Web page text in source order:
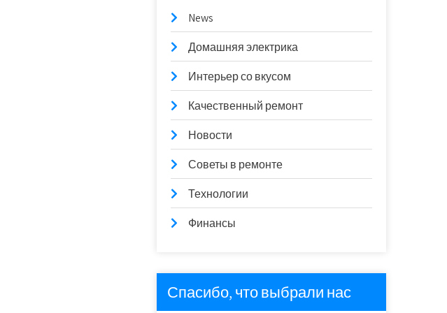
News
Домашняя электрика
Интерьер со вкусом
Качественный ремонт
Новости
Советы в ремонте
Технологии
Финансы
Спасибо, что выбрали нас